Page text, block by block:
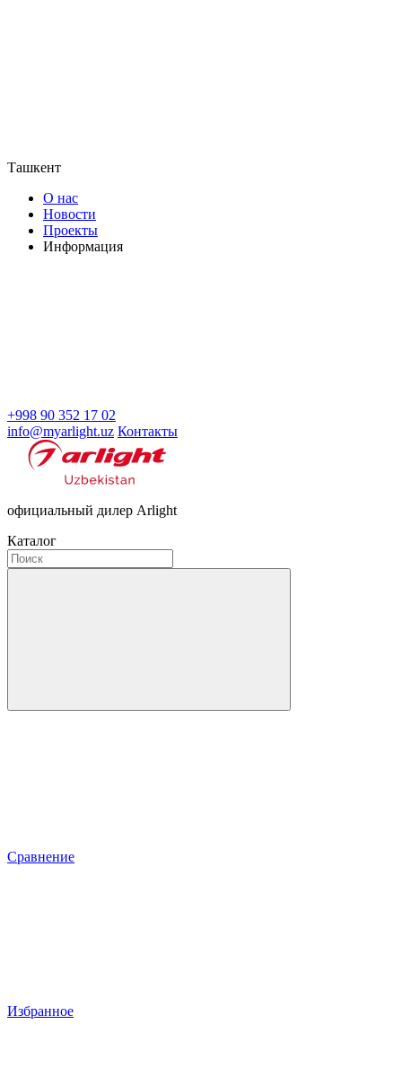
Ташкент
О нас
Новости
Проекты
Информация
+998 90 352 17 02
info@myarlight.uz Контакты
официальный дилер Arlight
Каталог
Сравнение
Избранное